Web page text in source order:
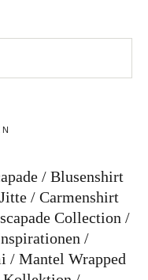
Blusenshirt
Carmenshirt
Collection
Mantel Wrapped